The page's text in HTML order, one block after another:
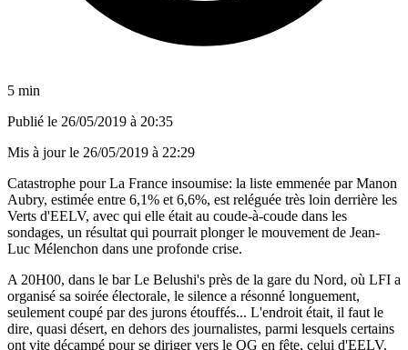
5 min
Publié le 26/05/2019 à 20:35
Mis à jour le 26/05/2019 à 22:29
Catastrophe pour La France insoumise: la liste emmenée par Manon
Aubry, estimée entre 6,1% et 6,6%, est reléguée très loin derrière les
Verts d'EELV, avec qui elle était au coude-à-coude dans les
sondages, un résultat qui pourrait plonger le mouvement de Jean-
Luc Mélenchon dans une profonde crise.
A 20H00, dans le bar Le Belushi's près de la gare du Nord, où LFI a
organisé sa soirée électorale, le silence a résonné longuement,
seulement coupé par des jurons étouffés... L'endroit était, il faut le
dire, quasi désert, en dehors des journalistes, parmi lesquels certains
ont vite décampé pour se diriger vers le QG en fête, celui d'EELV.